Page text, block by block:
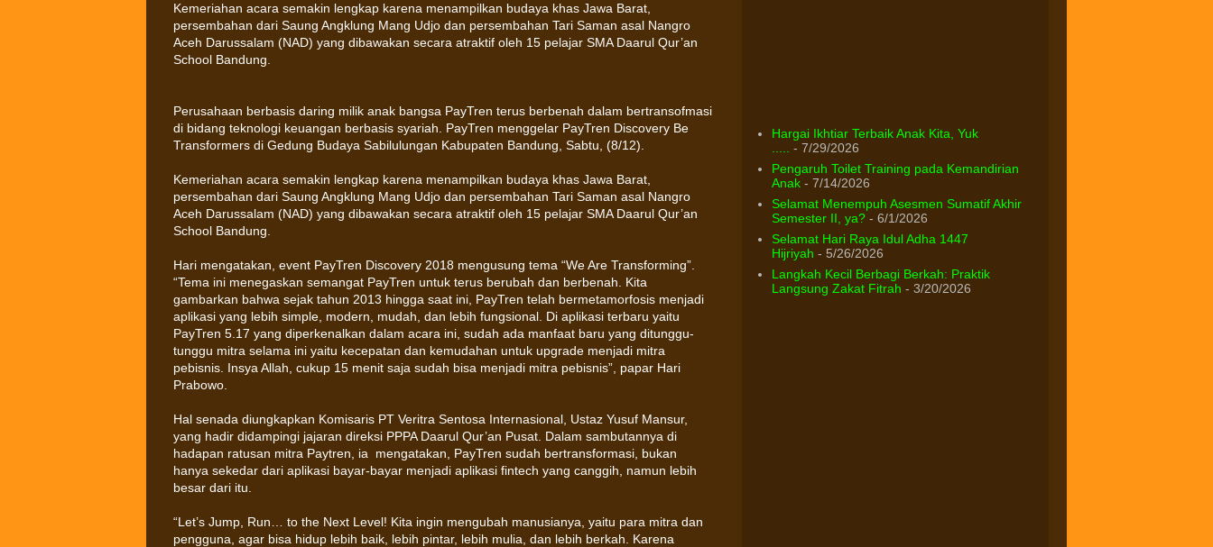
Kemeriahan acara semakin lengkap karena menampilkan budaya khas Jawa Barat,
persembahan dari Saung Angklung Mang Udjo dan persembahan Tari Saman asal Nangro
Aceh Darussalam (NAD) yang dibawakan secara atraktif oleh 15 pelajar SMA Daarul Qur’an
School Bandung.
Perusahaan berbasis daring milik anak bangsa PayTren terus berbenah dalam bertransofmasi
di bidang teknologi keuangan berbasis syariah. PayTren menggelar PayTren Discovery Be
Transformers di Gedung Budaya Sabilulungan Kabupaten Bandung, Sabtu, (8/12).
Kemeriahan acara semakin lengkap karena menampilkan budaya khas Jawa Barat,
persembahan dari Saung Angklung Mang Udjo dan persembahan Tari Saman asal Nangro
Aceh Darussalam (NAD) yang dibawakan secara atraktif oleh 15 pelajar SMA Daarul Qur’an
School Bandung.
Hari mengatakan, event PayTren Discovery 2018 mengusung tema “We Are Transforming”.
“Tema ini menegaskan semangat PayTren untuk terus berubah dan berbenah. Kita
gambarkan bahwa sejak tahun 2013 hingga saat ini, PayTren telah bermetamorfosis menjadi
aplikasi yang lebih simple, modern, mudah, dan lebih fungsional. Di aplikasi terbaru yaitu
PayTren 5.17 yang diperkenalkan dalam acara ini, sudah ada manfaat baru yang ditunggu-
tunggu mitra selama ini yaitu kecepatan dan kemudahan untuk upgrade menjadi mitra
pebisnis. Insya Allah, cukup 15 menit saja sudah bisa menjadi mitra pebisnis”, papar Hari
Prabowo.
Hal senada diungkapkan Komisaris PT Veritra Sentosa Internasional, Ustaz Yusuf Mansur,
yang hadir didampingi jajaran direksi PPPA Daarul Qur’an Pusat. Dalam sambutannya di
hadapan ratusan mitra Paytren, ia mengatakan, PayTren sudah bertransformasi, bukan
hanya sekedar dari aplikasi bayar-bayar menjadi aplikasi fintech yang canggih, namun lebih
besar dari itu.
“Let’s Jump, Run… to the Next Level! Kita ingin mengubah manusianya, yaitu para mitra dan
pengguna, agar bisa hidup lebih baik, lebih pintar, lebih mulia, dan lebih berkah. Karena
Hargai Ikhtiar Terbaik Anak Kita, Yuk
- 7/29/2026
Pengaruh Toilet Training pada Kemandirian
Anak- 7/14/2026
Selamat Menempuh Asesmen Sumatif Akhir
Semester II, ya?- 6/1/2026
Selamat Hari Raya Idul Adha 1447
Hijriyah - 5/26/2026
Langkah Kecil Berbagi Berkah: Praktik
Langsung Zakat Fitrah - 3/20/2026